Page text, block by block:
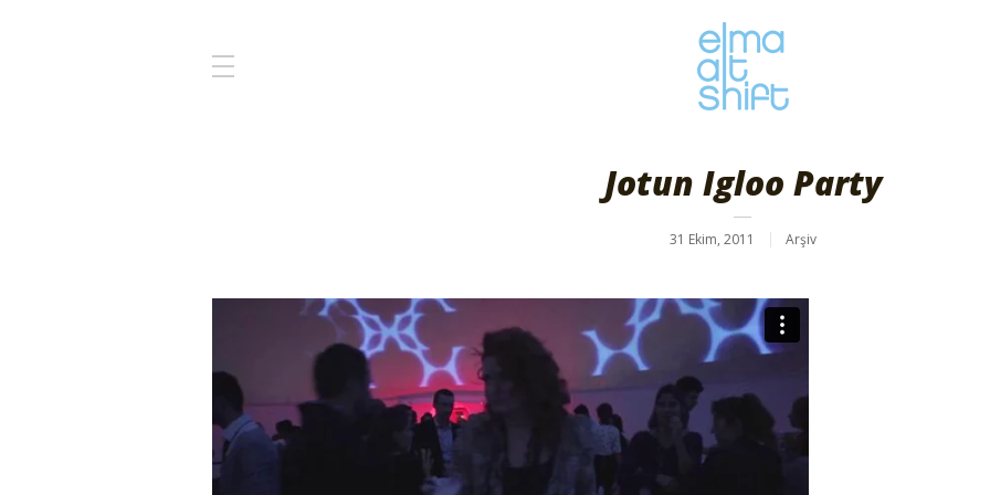
Jotun Igloo Party
31 Ekim, 2011 Arşiv